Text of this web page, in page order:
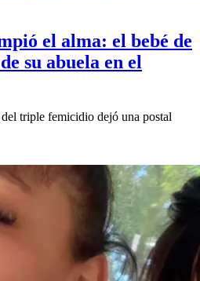
el alma: el bebé de
su abuela en el
triple femicidio dejó una postal